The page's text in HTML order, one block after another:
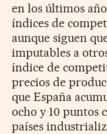
en los últimos
índices de
aunque siguen
imputables a
índice de
precios de
que España
ocho y 10 puntos
países